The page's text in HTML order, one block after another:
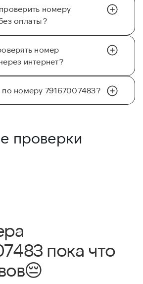
номеру
оплаты?
номер
интернет?
номеру 79167007483?
проверки
пока что
😔